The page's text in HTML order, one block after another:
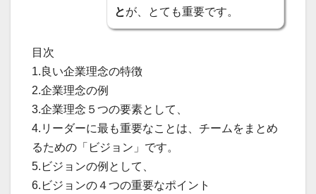
とが、とても重要です。
目次
1.良い企業理念の特徴
2.企業理念の例
3.企業理念５つの要素として、
4.リーダーに最も重要なことは、チームをまとめ
るための「ビジョン」です。
5.ビジョンの例として、
6.ビジョンの４つの重要なポイント